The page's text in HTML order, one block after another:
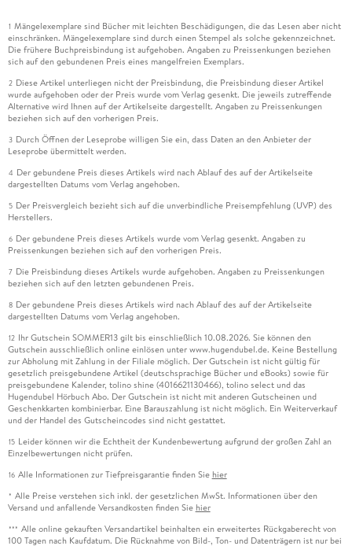
1 Mängelexemplare sind Bücher mit leichten Beschädigungen, die das Lesen aber nicht
einschränken. Mängelexemplare sind durch einen Stempel als solche gekennzeichnet.
Die frühere Buchpreisbindung ist aufgehoben. Angaben zu Preissenkungen beziehen
sich auf den gebundenen Preis eines mangelfreien Exemplars.
2 Diese Artikel unterliegen nicht der Preisbindung, die Preisbindung dieser Artikel
wurde aufgehoben oder der Preis wurde vom Verlag gesenkt. Die jeweils zutreffende
Alternative wird Ihnen auf der Artikelseite dargestellt. Angaben zu Preissenkungen
beziehen sich auf den vorherigen Preis.
3 Durch Öffnen der Leseprobe willigen Sie ein, dass Daten an den Anbieter der
Leseprobe übermittelt werden.
4 Der gebundene Preis dieses Artikels wird nach Ablauf des auf der Artikelseite
dargestellten Datums vom Verlag angehoben.
5 Der Preisvergleich bezieht sich auf die unverbindliche Preisempfehlung (UVP) des
Herstellers.
6 Der gebundene Preis dieses Artikels wurde vom Verlag gesenkt. Angaben zu
Preissenkungen beziehen sich auf den vorherigen Preis.
7 Die Preisbindung dieses Artikels wurde aufgehoben. Angaben zu Preissenkungen
beziehen sich auf den letzten gebundenen Preis.
8 Der gebundene Preis dieses Artikels wird nach Ablauf des auf der Artikelseite
dargestellten Datums vom Verlag angehoben.
12 Ihr Gutschein SOMMER13 gilt bis einschließlich 10.08.2026. Sie können den
Gutschein ausschließlich online einlösen unter www.hugendubel.de. Keine Bestellung
zur Abholung mit Zahlung in der Filiale möglich. Der Gutschein ist nicht gültig für
gesetzlich preisgebundene Artikel (deutschsprachige Bücher und eBooks) sowie für
preisgebundene Kalender, tolino shine (4016621130466), tolino select und das
Hugendubel Hörbuch Abo. Der Gutschein ist nicht mit anderen Gutscheinen und
Geschenkkarten kombinierbar. Eine Barauszahlung ist nicht möglich. Ein Weiterverkauf
und der Handel des Gutscheincodes sind nicht gestattet.
15 Leider können wir die Echtheit der Kundenbewertung aufgrund der großen Zahl an
Einzelbewertungen nicht prüfen.
16 Alle Informationen zur Tiefpreisgarantie finden Sie hier
* Alle Preise verstehen sich inkl. der gesetzlichen MwSt. Informationen über den
Versand und anfallende Versandkosten finden Sie hier
*** Alle online gekauften Versandartikel beinhalten ein erweitertes Rückgaberecht von
100 Tagen nach Kaufdatum. Die Rücknahme von Bild-, Ton- und Datenträgern ist nur bei